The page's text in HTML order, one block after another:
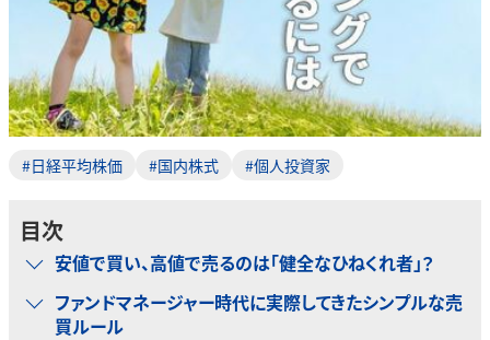
#日経平均株価 #国内株式 #個人投資家
目次
安値で買い、高値で売るのは「健全なひねくれ者」？
ファンドマネージャー時代に実際してきたシンプルな売
買ルール